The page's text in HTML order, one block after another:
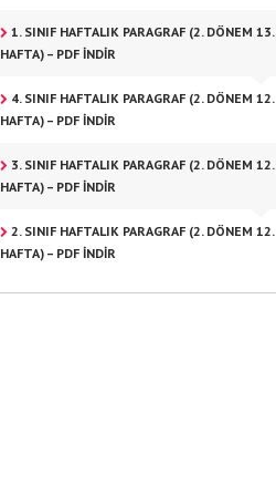
1. SINIF HAFTALIK PARAGRAF (2. DÖNEM 13.
HAFTA) – PDF İNDIR
4. SINIF HAFTALIK PARAGRAF (2. DÖNEM 12.
HAFTA) – PDF İNDIR
3. SINIF HAFTALIK PARAGRAF (2. DÖNEM 12.
HAFTA) – PDF İNDIR
2. SINIF HAFTALIK PARAGRAF (2. DÖNEM 12.
HAFTA) – PDF İNDIR